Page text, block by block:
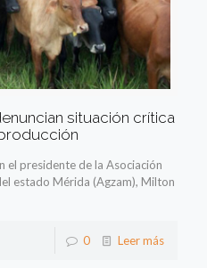
situación crítica
presidente de la Asociación
estado Mérida (Agzam), Milton
0 Leer más